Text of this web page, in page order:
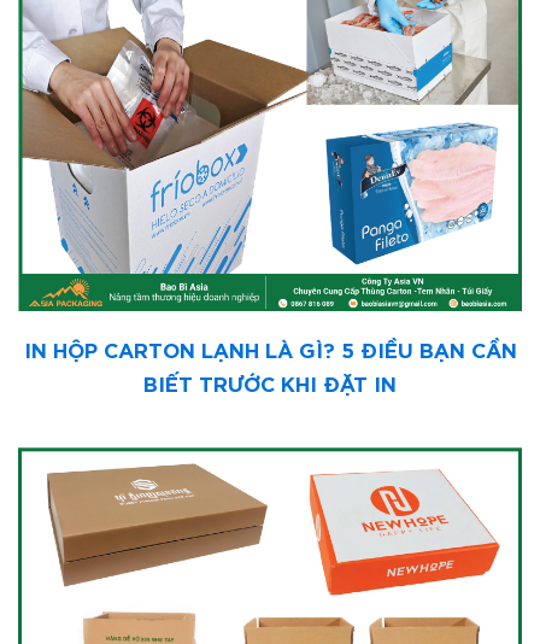
IN HỘP CARTON LẠNH LÀ GÌ? 5 ĐIỀU BẠN CẦN
BIẾT TRƯỚC KHI ĐẶT IN